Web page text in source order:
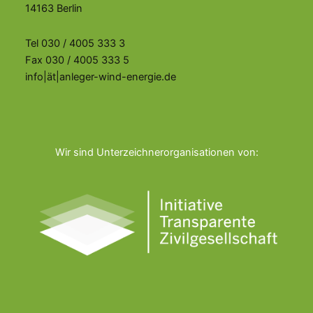
14163 Berlin
Tel 030 / 4005 333 3
Fax 030 / 4005 333 5
info|ät|anleger-wind-energie.de
Wir sind Unterzeichnerorganisationen von: